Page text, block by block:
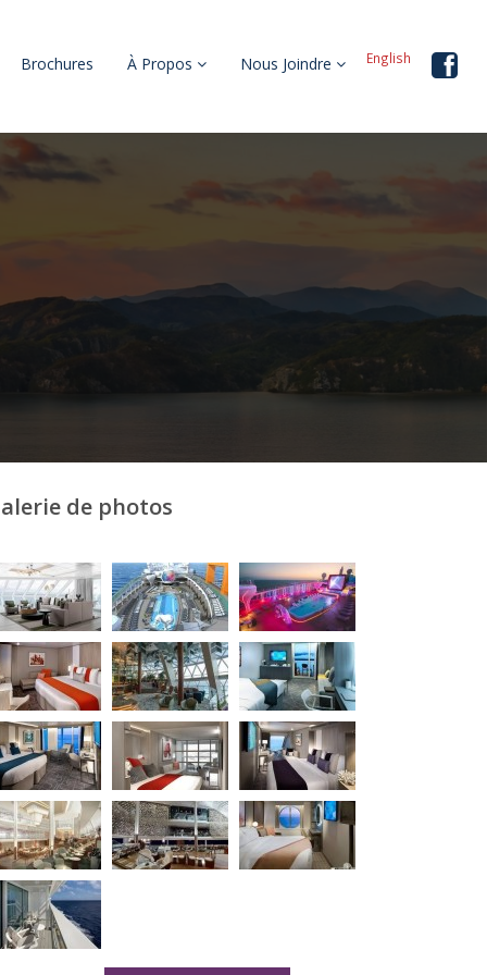
Brochures À Propos Nous Joindre English
de photos